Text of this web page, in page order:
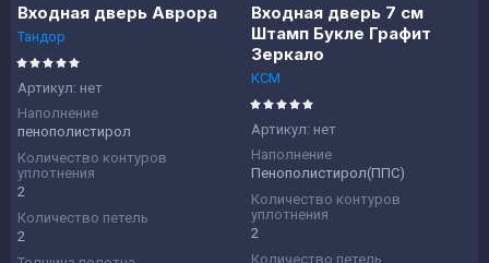
Входная дверь Аврора
Тандор
Артикул: нет
Наполнение
пенополистирол
Количество контуров
уплотнения
2
Количество петель
2
Входная дверь 7 см
Штамп Букле Графит
Зеркало
КСМ
Артикул: нет
Наполнение
Пенополистирол(ППС)
Количество контуров
уплотнения
2
Количество петель